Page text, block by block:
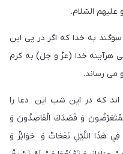
السّلام.
به خدا كه اگر در پى اين
هرآينه خدا (عزّ و جل) به كرم
مى رساند.
كه در اين شب اين دعا را
وَ قَصَدَكَ الْقَاصِدُونَ وَ
هَذَا اللَّيْلِ نَفَحَاتٌ وَ جَوَائِزُ وَ